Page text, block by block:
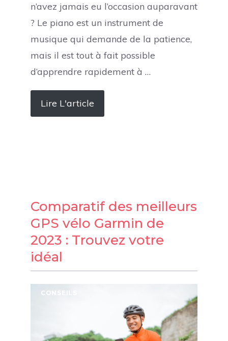
n’avez jamais eu l’occasion auparavant
? Le piano est un instrument de
musique qui demande de la patience,
mais il est tout à fait possible
d’apprendre rapidement à …
Lire L'article
Comparatif des meilleurs
GPS vélo Garmin de
2023 : Trouvez votre
idéal
CONSEILS